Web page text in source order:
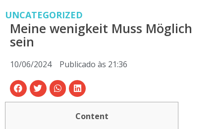
UNCATEGORIZED
Meine wenigkeit Muss Möglich
sein
10/06/2024 Publicado às 21:36
Content